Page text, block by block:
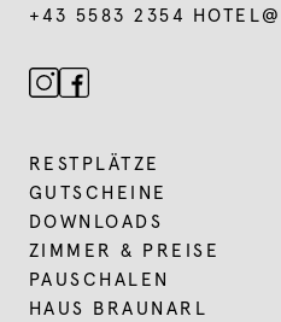
+43 5583 2354 HOTEL@
RESTPLÄTZE
GUTSCHEINE
DOWNLOADS
ZIMMER & PREISE
PAUSCHALEN
HAUS BRAUNARL